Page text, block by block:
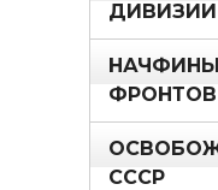
ДИВИЗИИ
ФРОНТОВ
СССР